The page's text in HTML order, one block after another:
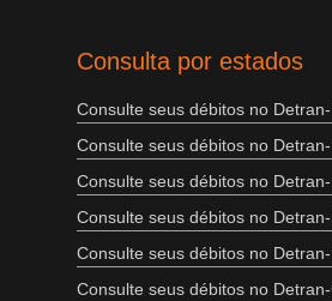
Consulta por estados
Consulte seus débitos no
Consulte seus débitos no
Consulte seus débitos no
Consulte seus débitos no
Consulte seus débitos no
Consulte seus débitos no